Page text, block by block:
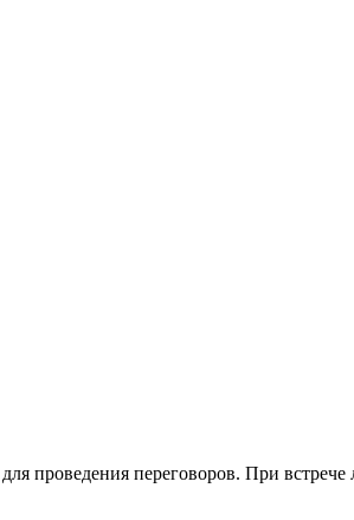
проведения переговоров. При встрече